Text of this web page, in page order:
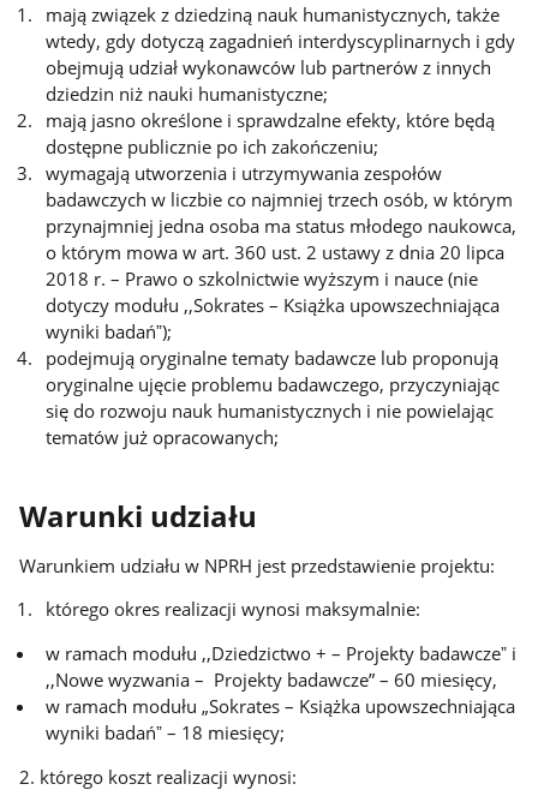
mają związek z dziedziną nauk humanistycznych, także
wtedy, gdy dotyczą zagadnień interdyscyplinarnych i gdy
obejmują udział wykonawców lub partnerów z innych
dziedzin niż nauki humanistyczne;
mają jasno określone i sprawdzalne efekty, które będą
dostępne publicznie po ich zakończeniu;
wymagają utworzenia i utrzymywania zespołów
badawczych w liczbie co najmniej trzech osób, w którym
przynajmniej jedna osoba ma status młodego naukowca,
o którym mowa w art. 360 ust. 2 ustawy z dnia 20 lipca
2018 r. – Prawo o szkolnictwie wyższym i nauce (nie
dotyczy modułu ,,Sokrates – Książka upowszechniająca
wyniki badańˮ);
podejmują oryginalne tematy badawcze lub proponują
oryginalne ujęcie problemu badawczego, przyczyniając
się do rozwoju nauk humanistycznych i nie powielając
tematów już opracowanych;
Warunki udziału
Warunkiem udziału w NPRH jest przedstawienie projektu:
którego okres realizacji wynosi maksymalnie:
w ramach modułu ,,Dziedzictwo + – Projekty badawczeˮ i
,,Nowe wyzwania – Projekty badawcze” – 60 miesięcy,
w ramach modułu „Sokrates – Książka upowszechniająca
wyniki badańˮ – 18 miesięcy;
2. którego koszt realizacji wynosi: